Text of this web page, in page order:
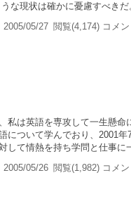
な現状は確かに憂慮すべき
2005/05/27 閲覧(4,174) コメ
私は英語を専攻して一生懸
について学んでおり、2001
して情熱を持ち学問と仕事
2005/05/26 閲覧(1,982) コメ